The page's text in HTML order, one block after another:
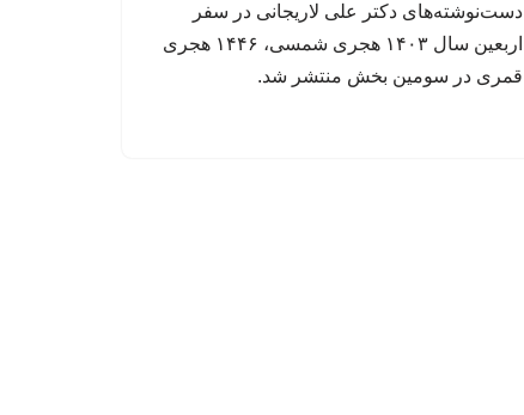
دست‌نوشته‌های دکتر علی لاریجانی در سفر
اربعین سال ۱۴۰۳ هجری شمسی، ۱۴۴۶ هجری
قمری در سومین بخش منتشر شد.